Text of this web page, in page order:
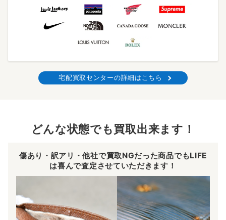
宅配買取センターの詳細はこちら
どんな状態でも買取出来ます！
傷あり・訳アリ・他社で買取NGだった商品でもLIFE
は喜んで査定させていただきます！